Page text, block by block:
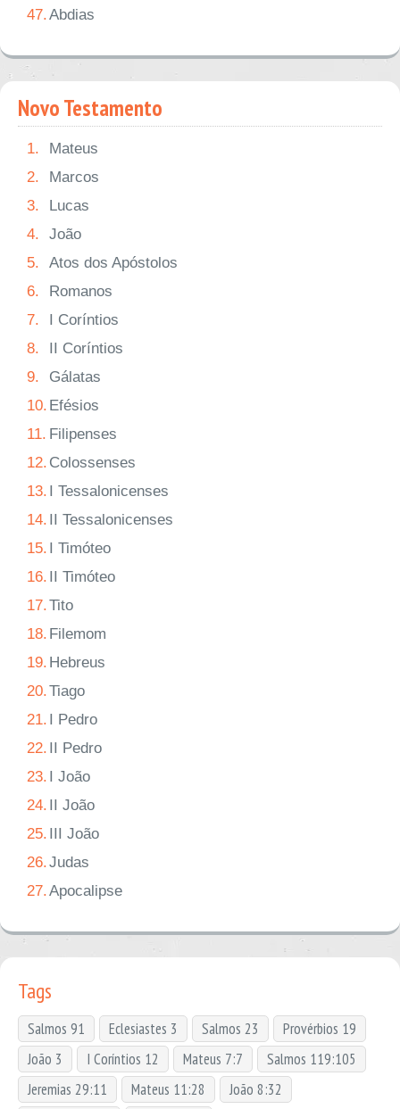
47.Abdias
Novo Testamento
1.
Mateus
2.
Marcos
3.
Lucas
4.
João
5.
Atos dos Apóstolos
6.
Romanos
7.
I Coríntios
8.
II Coríntios
9.
Gálatas
10. Efésios
11. Filipenses
12. Colossenses
13. I Tessalonicenses
14. II Tessalonicenses
15. I Timóteo
16. II Timóteo
17.Tito
18. Filemom
19. Hebreus
20.Tiago
21. I Pedro
22. II Pedro
23. I João
24. II João
25. III João
26.Judas
27.Apocalipse
Tags
Salmos 91 Eclesiastes 3 Salmos 23
Provérbios 19
João 3
I Coríntios 12 Mateus 7:7
Salmos 119:105
Jeremias 29:11
Mateus 11:28 João 8:32